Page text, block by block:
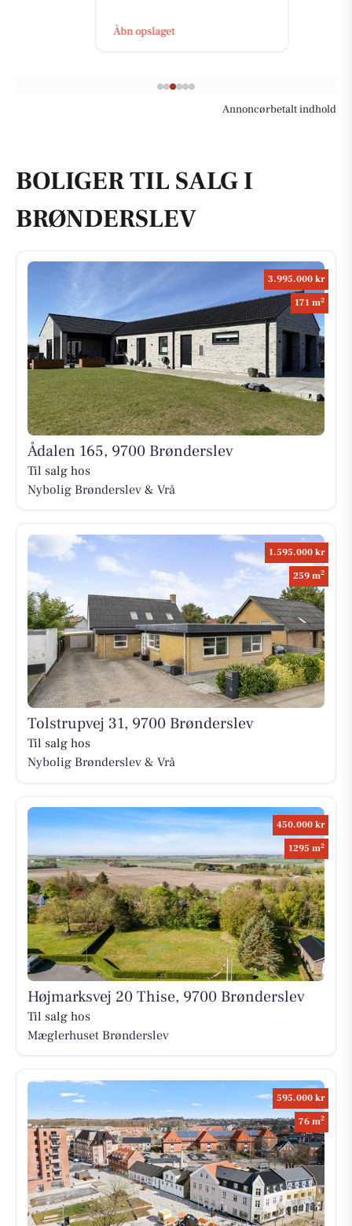
Åbn opslaget
Annoncørbetalt indhold
BOLIGER TIL SALG I
BRØNDERSLEV
3.995.000 kr
171 m2
Ådalen 165, 9700 Brønderslev
Til salg hos
Nybolig Brønderslev & Vrå
1.595.000 kr
259 m2
Tolstrupvej 31, 9700 Brønderslev
Til salg hos
Nybolig Brønderslev & Vrå
450.000 kr
1295 m2
Højmarksvej 20 Thise, 9700 Brønderslev
Til salg hos
Mæglerhuset Brønderslev
595.000 kr
76 m2